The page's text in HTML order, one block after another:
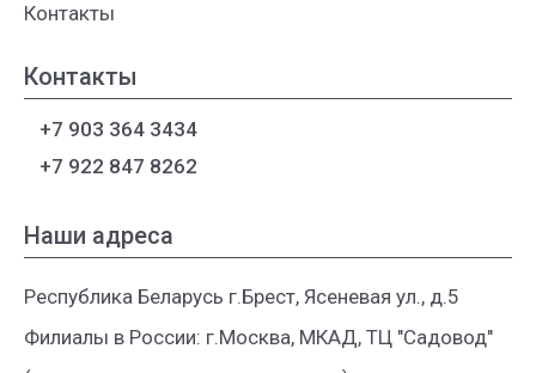
Контакты
Контакты
+7 903 364 3434
+7 922 847 8262
Наши адреса
Республика Беларусь г.Брест, Ясеневая ул., д.5
Филиалы в России: г.Москва, МКАД, ТЦ "Садовод"